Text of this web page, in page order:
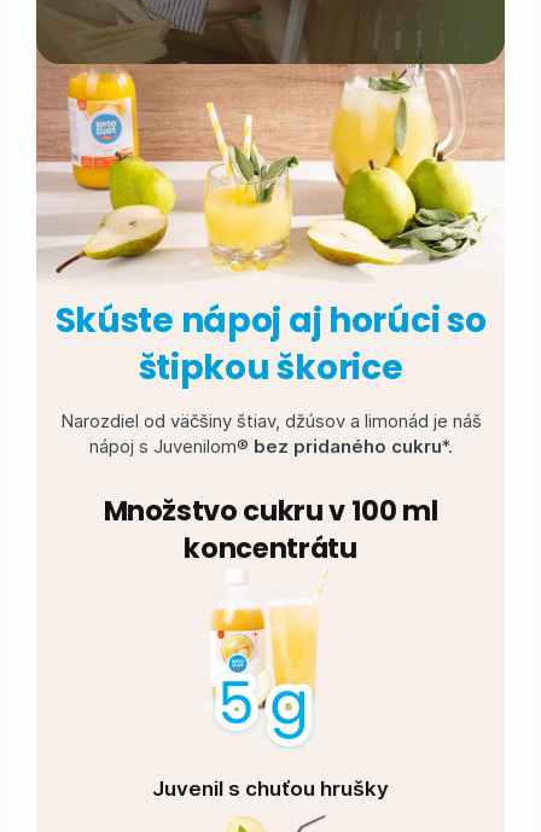
Skúste nápoj aj horúci so
štipkou škorice
Narozdiel od väčšiny štiav, džúsov a limonád je náš
nápoj s Juvenilom® bez pridaného cukru*.
Množstvo cukru v 100 ml
koncentrátu
Juvenil s chuťou hrušky